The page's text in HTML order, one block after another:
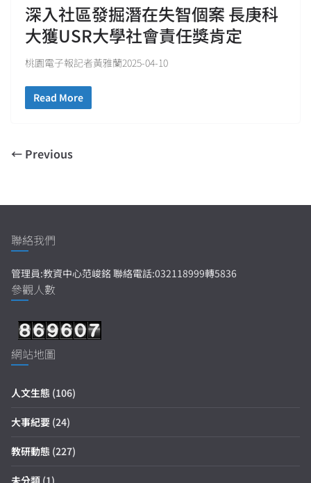
深入社區發掘潛在失智個案 長庚科
大獲USR大學社會責任獎肯定
桃園電子報記者黃雅蘭2025-04-10
Read More
← Previous
聯絡我們
管理員:教資中心范峻銘 聯絡電話:032118999轉5836
參觀人數
網站地圖
人文生態 (106)
大事紀要 (24)
教研動態 (227)
未分類 (1)